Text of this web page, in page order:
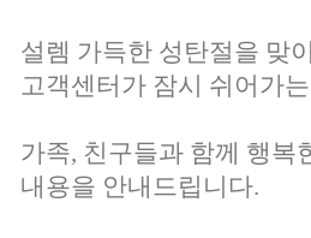
설렘 가득한 성탄절을 맞
고객센터가 잠시 쉬어가
가족, 친구들과 함께 행복
내용을 안내드립니다.